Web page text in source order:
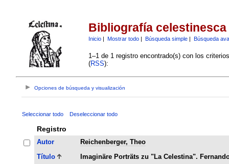
Bibliografía celestinesca
Inicio| Mostrar todo| Búsqueda simple| Búsqueda
1–1 de 1 registro encontrado(s) con los
(RSS):
Opciones de búsqueda y visualización
Seleccionar todo Deseleccionar todo
Registro
Autor
Reichenberger, Theo
Título
Imaginäre Porträts zu "La Celestina".